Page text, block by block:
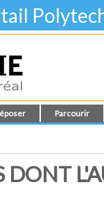
Parcourir